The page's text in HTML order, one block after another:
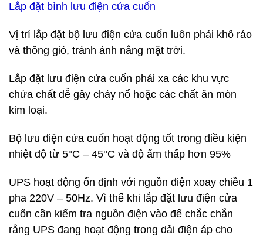
Lắp đặt bình lưu điện cửa cuốn
Vị trí lắp đặt bộ lưu điện cửa cuốn luôn phải khô ráo
và thông gió, tránh ánh nắng mặt trời.
Lắp đặt lưu điện cửa cuốn phải xa các khu vực
chứa chất dễ gây cháy nổ hoặc các chất ăn mòn
kim loại.
Bộ lưu điện cửa cuốn hoạt động tốt trong điều kiện
nhiệt độ từ 5°C – 45°C và độ ẩm thấp hơn 95%
UPS hoạt động ổn định với nguồn điện xoay chiều 1
pha 220V – 50Hz. Vì thế khi lắp đặt lưu điện cửa
cuốn cần kiểm tra nguồn điện vào để chắc chắn
rằng UPS đang hoạt động trong dải điện áp cho